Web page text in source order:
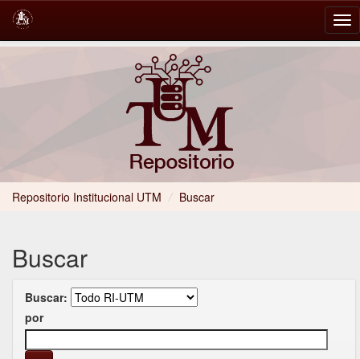
Repositorio Institucional UTM / Buscar
Buscar
Buscar:
por